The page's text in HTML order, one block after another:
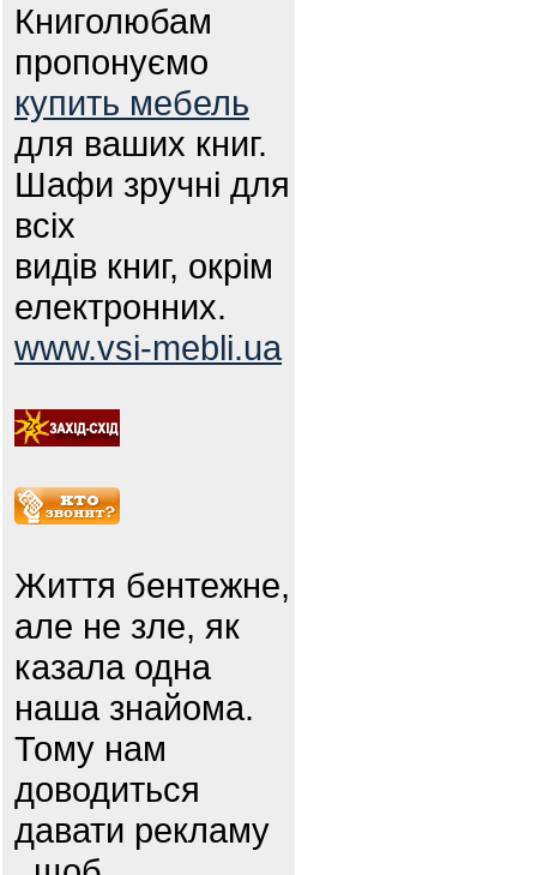
Книголюбам
пропонуємо
купить мебель
для ваших книг.
Шафи зручні для
всіх
видів книг, окрім
електронних.
www.vsi-mebli.ua
Життя бентежне,
але не зле, як
казала одна
наша знайома.
Тому нам
доводиться
давати рекламу